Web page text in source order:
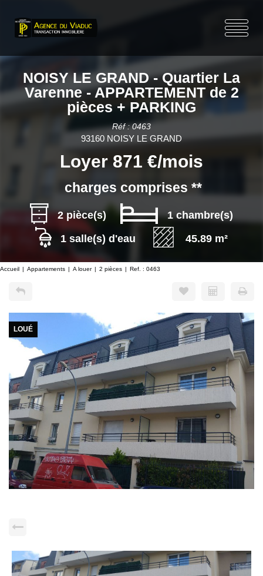
NOISY LE GRAND - Quartier La
Varenne - APPARTEMENT de 2
pièces + PARKING
Réf : 0463
93160 NOISY LE GRAND
Loyer 871 €/mois
charges comprises **
2 pièce(s)
1 chambre(s)
1 salle(s) d'eau
45.89 m²
Accueil Appartements A louer 2 pièces Ref. : 0463
LOUÉ